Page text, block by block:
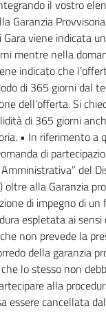
il vostro
Garanzia
Gara viene indicata
mentre nella
indicato che
di 365 giorni dal
dell’offerta. Si
di 365 giorni
• In riferimento a
di
del
oltre alla Garanzia
di impegno di un
espletata ai sensi
non prevede la
della garanzia
lo stesso non
alla
essere cancellata